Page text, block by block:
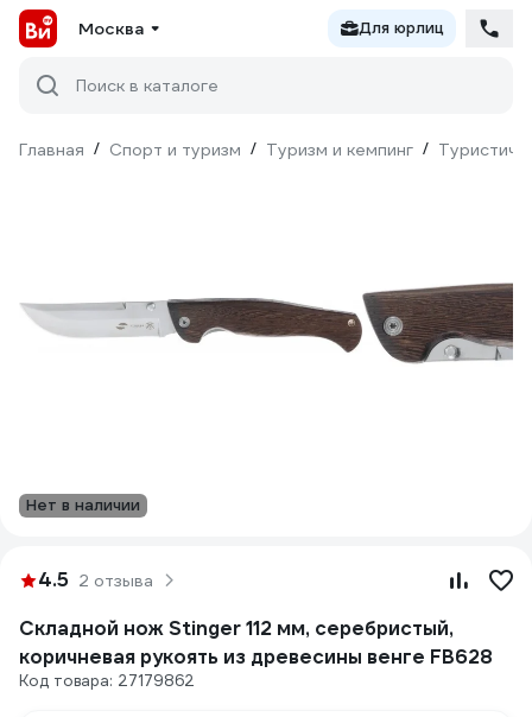
Москва Для юрлиц
Поиск в каталоге
Главная / Спорт и туризм / Туризм и кемпинг /
Нет в наличии
4.5 2 отзыва
Складной нож Stinger 112 мм, серебристый,
коричневая рукоять из древесины венге FB628
Код товара: 27179862